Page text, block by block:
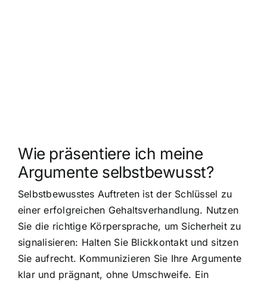
Wie präsentiere ich meine
Argumente selbstbewusst?
Selbstbewusstes Auftreten ist der Schlüssel zu
einer erfolgreichen Gehaltsverhandlung. Nutzen
Sie die richtige Körpersprache, um Sicherheit zu
signalisieren: Halten Sie Blickkontakt und sitzen
Sie aufrecht. Kommunizieren Sie Ihre Argumente
klar und prägnant, ohne Umschweife. Ein